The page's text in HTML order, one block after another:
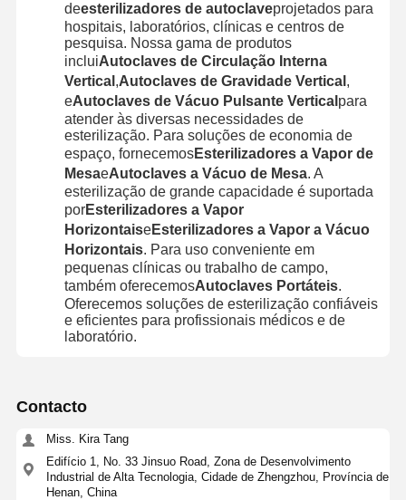
deesterilizadores de autoclaveprojetados para
hospitais, laboratórios, clínicas e centros de
pesquisa. Nossa gama de produtos
incluiAutoclaves de Circulação Interna
Vertical ,Autoclaves de Gravidade Vertical ,
eAutoclaves de Vácuo Pulsante Vertical para
atender às diversas necessidades de
esterilização. Para soluções de economia de
espaço, fornecemosEsterilizadores a Vapor de
MesaeAutoclaves a Vácuo de Mesa. A
esterilização de grande capacidade é suportada
porEsterilizadores a Vapor
HorizontaiseEsterilizadores a Vapor a Vácuo
Horizontais. Para uso conveniente em
pequenas clínicas ou trabalho de campo,
também oferecemosAutoclaves Portáteis.
Oferecemos soluções de esterilização confiáveis
e eficientes para profissionais médicos e de
laboratório.
Contacto
Miss. Kira Tang
Edifício 1, No. 33 Jinsuo Road, Zona de Desenvolvimento
Industrial de Alta Tecnologia, Cidade de Zhengzhou, Província de
Henan, China